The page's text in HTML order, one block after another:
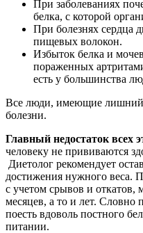
При заболеваниях
белка, с которой
При болезнях сердца
пищевых волокон.
Избыток белка и
пораженных
есть у большинства
Все люди, имеющие лишний
болезни.
Главный недостаток всех
человеку не прививаются
Диетолог рекомендует
достижения нужного веса.
с учетом срывов и откатов,
месяцев, а то и лет.
поесть вдоволь постного
питании.